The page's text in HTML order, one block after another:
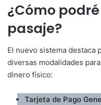
¿Cómo
pasaje?
El nuevo sistema destaca
diversas modalidades
dinero físico:
Tarjeta de Pago